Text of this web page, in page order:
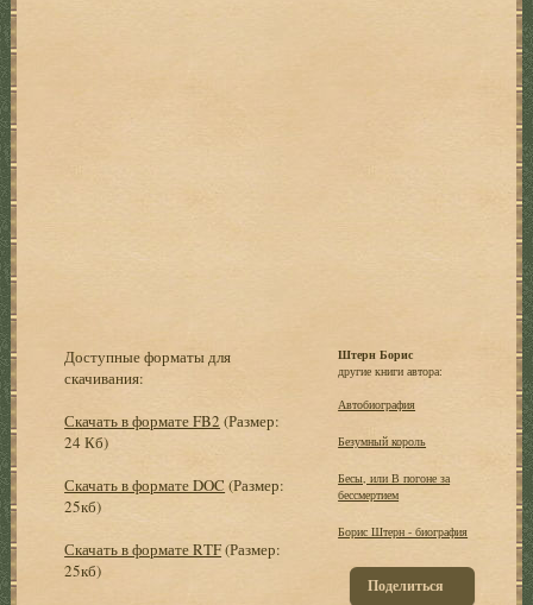
Доступные форматы для
скачивания:
Скачать в формате FB2 (Размер:
24 Кб)
Скачать в формате DOC (Размер:
25кб)
Скачать в формате RTF(Размер:
25кб)
Штерн Борис
другие книги автора:
Автобиография
Безумный король
Бесы, или В погоне за
бессмертием
Борис Штерн - биография
Поделиться